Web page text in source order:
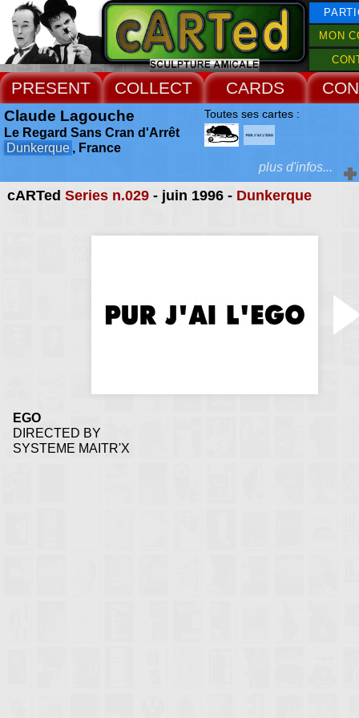
MON
PRESENT COLLECT CARDS
cARTed Series n.029- juin 1996 - Dunkerque
EGO
DIRECTED BY
SYSTEME MAITR'X
Claude Lagouche
Le Regard Sans Cran d'Arrêt
Dunkerque , France
Toutes ses cartes :
Accueil Rencontres :
plus d'infos...